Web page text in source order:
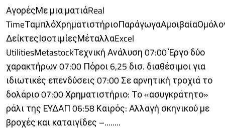
ΑγορέςΜε μια ματιάReal
ΔείκτεςΙσοτιμίεςΜέταλλαExcel
UtilitiesMetastockΤεχνική Ανάλυση 07:00 Έργο δύο
χαρακτήρων 07:00 Πόροι 6,25 δισ. διαθέσιμοι για
ιδιωτικές επενδύσεις 07:00 Σε αρνητική τροχιά το
δολάριο 07:00 Χρηματιστήριο: Το «ασυγκράτητο»
ράλι της ΕΥΔΑΠ 06:58 Καιρός: Αλλαγή σκηνικού με
βροχές και καταιγίδες –........